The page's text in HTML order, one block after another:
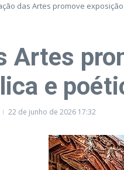
das Artes promove
Artes
e
22 de junho de 2026 17:32